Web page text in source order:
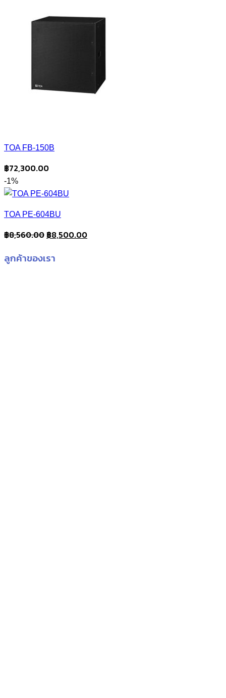
TOA FB-150B
฿72,300.00
-1%
TOA PE-604BU
฿8,560.00 Original
was:
฿8,500.00Current
ลูกค้าของเรา